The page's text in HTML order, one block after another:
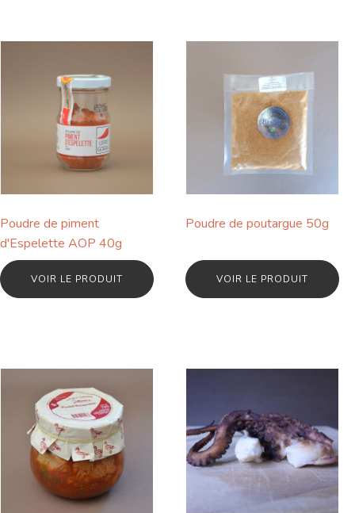
Poudre de piment
d'Espelette AOP 40g
VOIR LE PRODUIT
Poudre de poutargue 50g
VOIR LE PRODUIT